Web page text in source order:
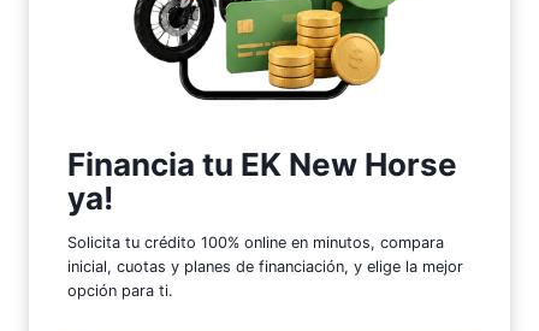
Financia tu EK New Horse
ya!
Solicita tu crédito 100% online en minutos, compara
inicial, cuotas y planes de financiación, y elige la mejor
opción para ti.